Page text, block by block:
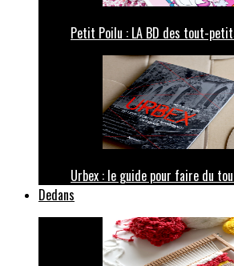
Petit Poilu : LA BD des tout-
Urbex : le guide pour faire du
Dedans